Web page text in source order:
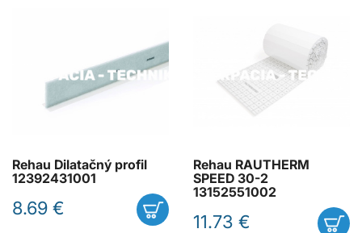
Rehau Dilatačný profil
12392431001
8.69 €
Rehau RAUTHERM
SPEED 30-2
13152551002
11.73 €